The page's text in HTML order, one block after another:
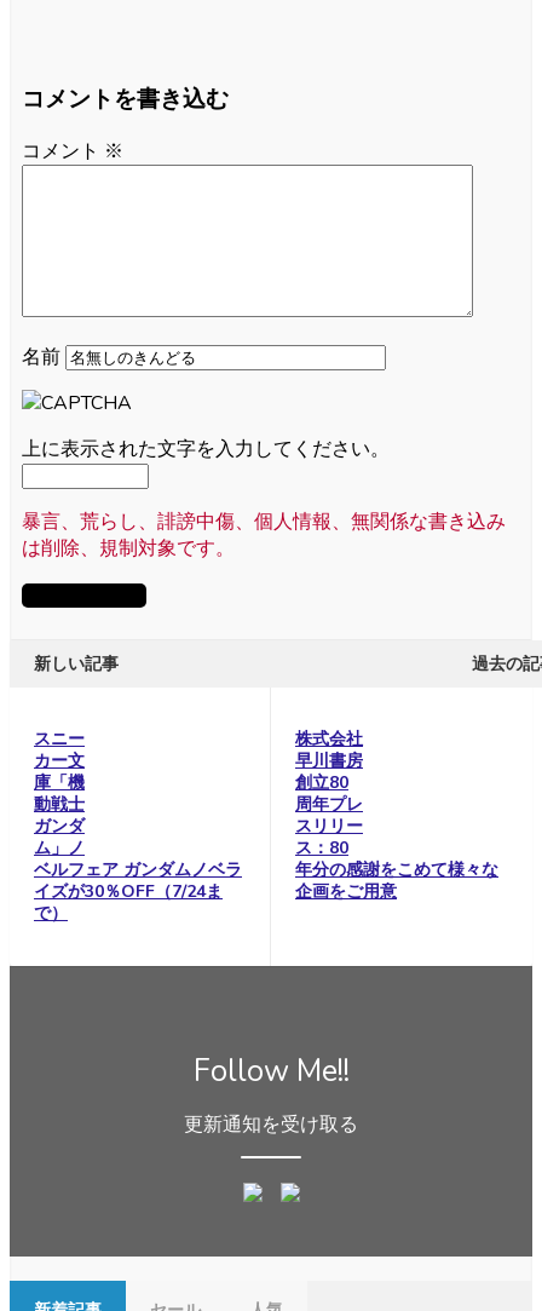
コメントを書き込む
コメント ※
名前
上に表示された文字を入力してください。
暴言、荒らし、誹謗中傷、個人情報、無関係な書き込み
は削除、規制対象です。
新しい記事
スニー
カー文
庫「機
動戦士
ガンダ
ム」ノ
ベルフェア ガンダムノベラ
イズが30％OFF（7/24ま
で）
過去の
株式会社
早川書房
創立80
周年プレ
スリリー
ス：80
年分の感謝をこめて様々な
企画をご用意
Follow Me!!
更新通知を受け取る